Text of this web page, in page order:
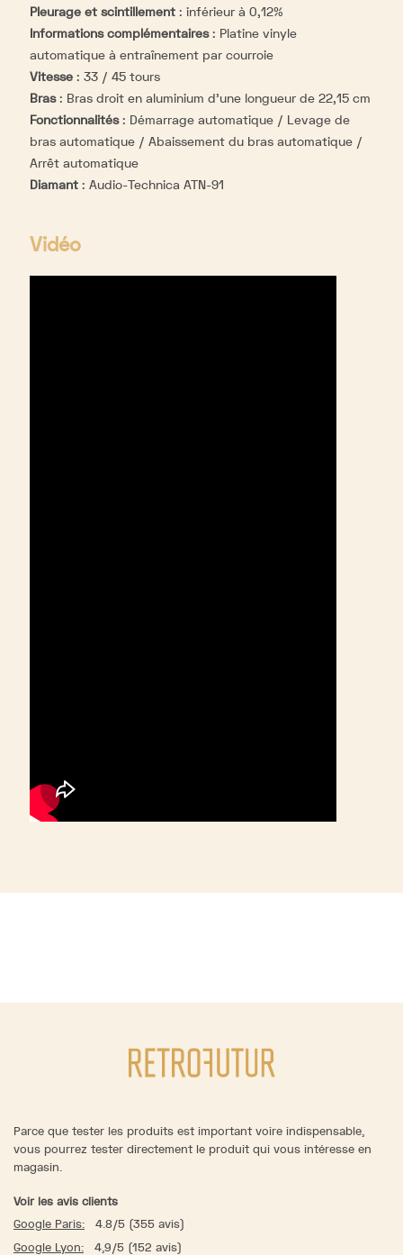
Pleurage et scintillement : inférieur à 0,12%
Informations complémentaires: Platine vinyle
automatique à entraînement par courroie
Vitesse : 33 / 45 tours
Bras: Bras droit en aluminium d'une longueur de 22,15 cm
Fonctionnalités: Démarrage automatique / Levage de
bras automatique / Abaissement du bras automatique /
Arrêt automatique
Diamant : Audio-Technica ATN-91
Vidéo
Parce que tester les produits est important voire indispensable,
vous pourrez tester directement le produit qui vous intéresse en
magasin.
Voir les avis clients
Google Paris:
4.8/5 (355 avis)
Google Lyon:
4,9/5 (152 avis)